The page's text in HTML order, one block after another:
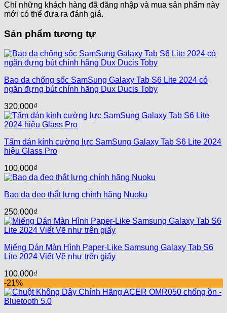
Chỉ những khách hàng đã đăng nhập và mua sản phẩm này
mới có thể đưa ra đánh giá.
Sản phẩm tương tự
Bao da chống sốc SamSung Galaxy Tab S6 Lite 2024 có
ngăn đựng bút chính hãng Dux Ducis Toby
320,000₫
Tấm dán kính cường lực SamSung Galaxy Tab S6 Lite 2024
hiệu Glass Pro
100,000₫
Bao da đeo thắt lưng chính hãng Nuoku
250,000₫
Miếng Dán Màn Hình Paper-Like Samsung Galaxy Tab S6
Lite 2024 Viết Vẽ như trên giấy
100,000₫
-21%